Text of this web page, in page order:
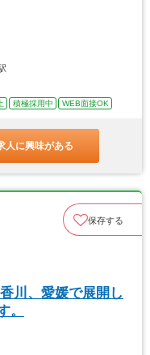
積極採用中 WEB面接OK
人に興味がある
保存する
川、愛媛で展開し
。